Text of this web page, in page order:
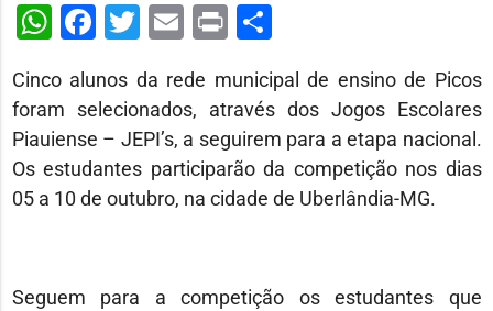
WhatsApp
Facebook
Twitter
EmailPrint
Cinco alunos da rede municipal de ensino de Picos
foram selecionados, através dos Jogos Escolares
Piauiense – JEPI’s, a seguirem para a etapa nacional.
Os estudantes participarão da competição nos dias
05 a 10 de outubro, na cidade de Uberlândia-MG.
Seguem para a competição os estudantes que